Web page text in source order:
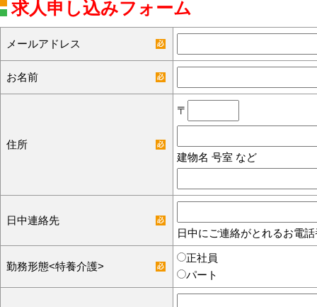
求人申し込みフォーム
メールアドレス
お名前
住所
〒
建物名 号室 など
日中連絡先
日中にご連絡がとれるお電
勤務形態<特養介護>
正社員
パート